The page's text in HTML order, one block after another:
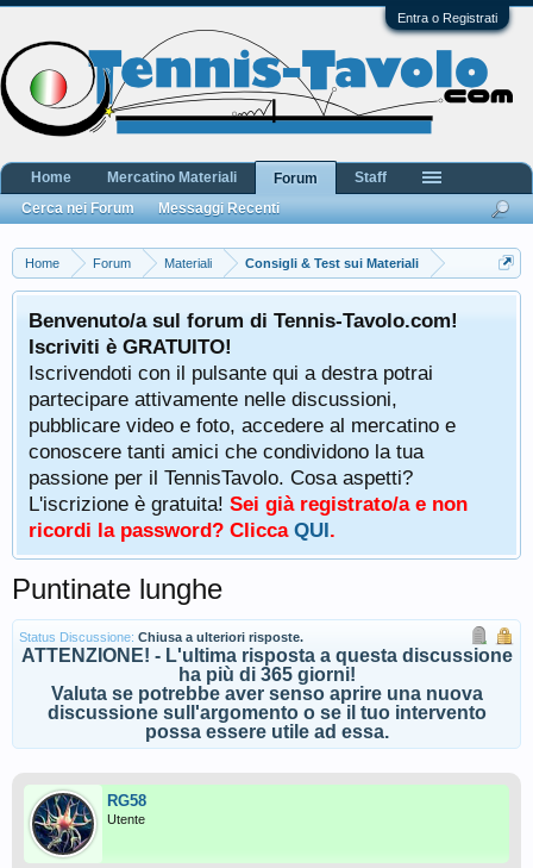
Entra o Registrati
Home Forum Materiali Consigli & Test sui Materiali
Benvenuto/a sul forum di Tennis-Tavolo.com!
Iscriviti è GRATUITO!
Iscrivendoti con il pulsante qui a destra potrai
partecipare attivamente nelle discussioni,
pubblicare video e foto, accedere al mercatino e
conoscere tanti amici che condividono la tua
passione per il TennisTavolo. Cosa aspetti?
L'iscrizione è gratuita! Sei già registrato/a e non
ricordi la password? Clicca QUI.
Puntinate lunghe
Status Discussione: Chiusa a ulteriori risposte.
ATTENZIONE! - L'ultima risposta a questa discussione
ha più di 365 giorni!
Valuta se potrebbe aver senso aprire una nuova
discussione sull'argomento o se il tuo intervento
possa essere utile ad essa.
RG58
Utente
Home Mercatino Materiali
Forum
Cerca nei Forum
Messaggi Recenti
Staff